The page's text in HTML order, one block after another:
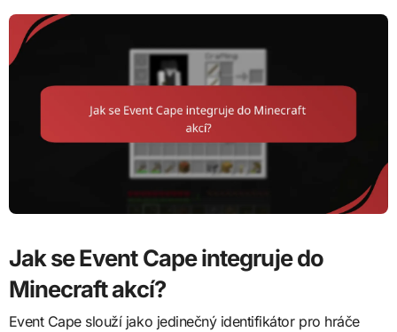
Jak se Event Cape integruje do
Minecraft akcí?
Event Cape slouží jako jedinečný identifikátor pro hráče